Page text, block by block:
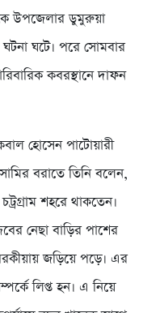
উপজেলার ডুমুরুয়া
ঘটনা ঘটে। পরে সোমবার
কবরস্থানে দাফন
হোসেন পাটোয়ারী
বরাতে তিনি বলেন,
শহরে থাকতেন।
নেছা বাড়ির পাশের
জড়িয়ে পড়ে। এর
লিপ্ত হন। এ নিয়ে